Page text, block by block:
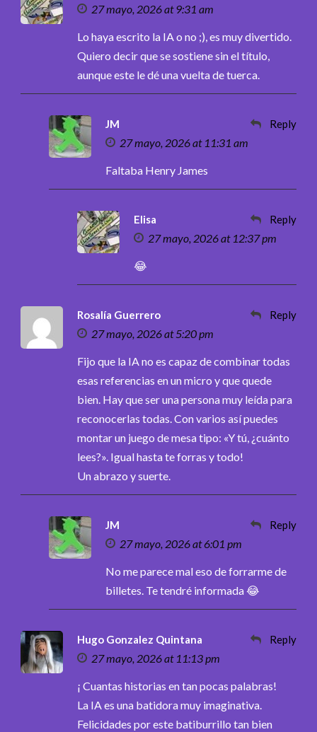
27 mayo, 2026 at 9:31 am
Lo haya escrito la IA o no ;), es muy divertido.
Quiero decir que se sostiene sin el título,
aunque este le dé una vuelta de tuerca.
JM
27 mayo, 2026 at 11:31 am
Reply
Faltaba Henry James
Elisa
27 mayo, 2026 at 12:37 pm
Reply
😂
Rosalía Guerrero
27 mayo, 2026 at 5:20 pm
Reply
Fijo que la IA no es capaz de combinar todas
esas referencias en un micro y que quede
bien. Hay que ser una persona muy leída para
reconocerlas todas. Con varios así puedes
montar un juego de mesa tipo: «Y tú, ¿cuánto
lees?». Igual hasta te forras y todo!
Un abrazo y suerte.
JM
27 mayo, 2026 at 6:01 pm
Reply
No me parece mal eso de forrarme de
billetes. Te tendré informada 😂
Hugo Gonzalez Quintana
27 mayo, 2026 at 11:13 pm
Reply
¡ Cuantas historias en tan pocas palabras!
La IA es una batidora muy imaginativa.
Felicidades por este batiburrillo tan bien